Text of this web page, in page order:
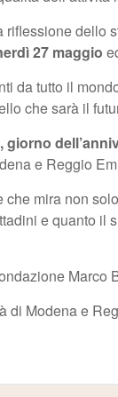
dello
27 maggio
da tutto il
che sarà il
giorno
e Reggio
che mira non
e quanto il
Marco
di Modena e